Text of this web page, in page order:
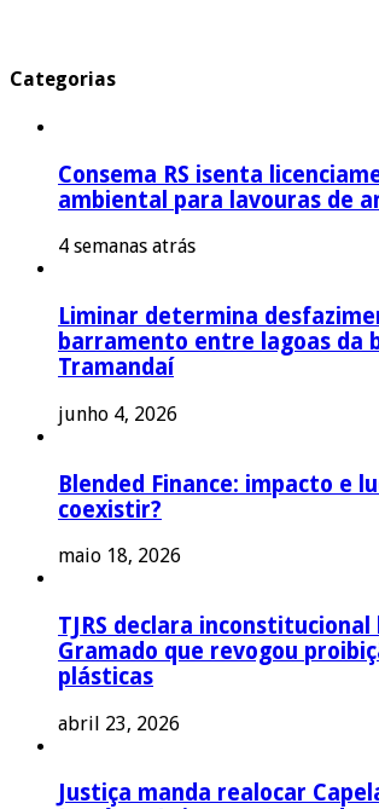
Categorias
Consema RS isenta
ambiental para lavouras de
4 semanas atrás
Liminar determina
barramento entre lagoas da
Tramandaí
junho 4, 2026
Blended Finance: impacto e
coexistir?
maio 18, 2026
TJRS declara inconstitucional
Gramado que revogou
plásticas
abril 23, 2026
Justiça manda realocar